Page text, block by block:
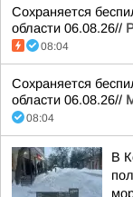
Сохраняется
области 06.08.26//
08:04
Сохраняется
области 06.08.26//
08:04
В